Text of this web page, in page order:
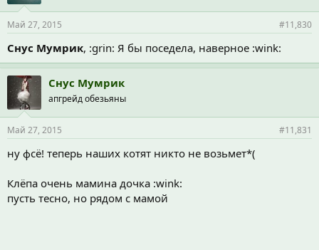
Май 27, 2015 #11,830
Снус Мумрик, :grin: Я бы поседела, наверное :wink:
Снус Мумрик
апгрейд обезьяны
Май 27, 2015 #11,831
ну фсё! теперь наших котят никто не возьмет*(
Клёпа очень мамина дочка :wink:
пусть тесно, но рядом с мамой